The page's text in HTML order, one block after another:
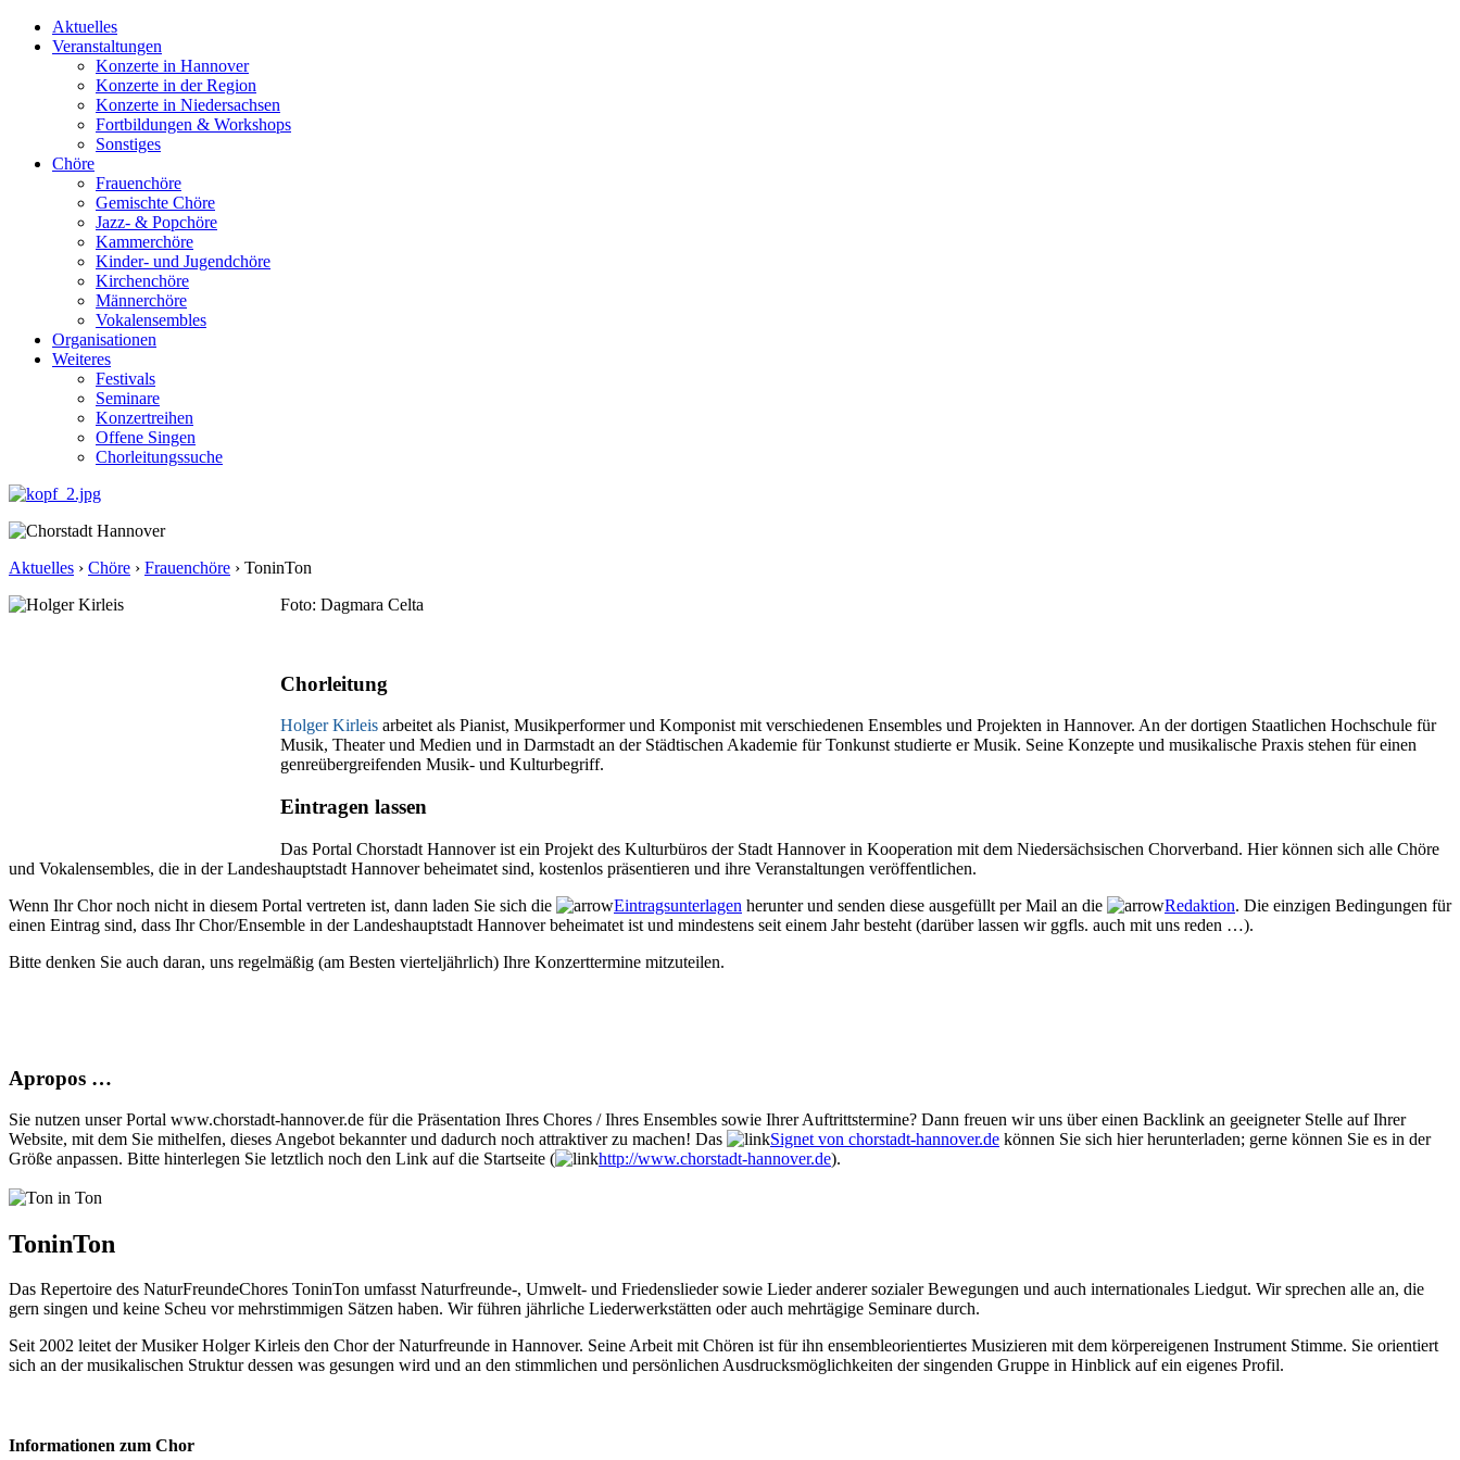
Aktuelles
Veranstaltungen
Konzerte in Hannover
Konzerte in der Region
Konzerte in Niedersachsen
Fortbildungen & Workshops
Sonstiges
Chöre
Frauenchöre
Gemischte Chöre
Jazz- & Popchöre
Kammerchöre
Kinder- und Jugendchöre
Kirchenchöre
Männerchöre
Vokalensembles
Organisationen
Weiteres
Festivals
Seminare
Konzertreihen
Offene Singen
Chorleitungssuche
Aktuelles › Chöre › Frauenchöre › ToninTon
Foto: Dagmara Celta
Chorleitung
Holger Kirleis arbeitet als Pianist, Musikperformer und Komponist mit verschiedenen Ensembles und Projekten in Hannover. An der dortigen Staatlichen Hochschule für
Musik, Theater und Medien und in Darmstadt an der Städtischen Akademie für Tonkunst studierte er Musik. Seine Konzepte und musikalische Praxis stehen für einen
genreübergreifenden Musik- und Kulturbegriff.
Eintragen lassen
Das Portal Chorstadt Hannover ist ein Projekt des Kulturbüros der Stadt Hannover in Kooperation mit dem Niedersächsischen Chorverband. Hier können sich alle Chöre
und Vokalensembles, die in der Landeshauptstadt Hannover beheimatet sind, kostenlos präsentieren und ihre Veranstaltungen veröffentlichen.
Wenn Ihr Chor noch nicht in diesem Portal vertreten ist, dann laden Sie sich die
Eintragsunterlagen herunter und senden diese ausgefüllt per Mail an die Redaktion. Die einzigen Bedingungen für
einen Eintrag sind, dass Ihr Chor/Ensemble in der Landeshauptstadt Hannover beheimatet ist und mindestens seit einem Jahr besteht (darüber lassen wir ggfls. auch mit uns reden …).
Bitte denken Sie auch daran, uns regelmäßig (am Besten vierteljährlich) Ihre Konzerttermine mitzuteilen.
Apropos …
Sie nutzen unser Portal www.chorstadt-hannover.de für die Präsentation Ihres Chores / Ihres Ensembles sowie Ihrer Auftrittstermine? Dann freuen wir uns über einen Backlink an geeigneter Stelle auf Ihrer
Website, mit dem Sie mithelfen, dieses Angebot bekannter und dadurch noch attraktiver zu machen! Das
Signet von chorstadt-hannover.de können Sie sich hier herunterladen; gerne können Sie es in der
Größe anpassen. Bitte hinterlegen Sie letztlich noch den Link auf die Startseite (
http://www.chorstadt-hannover.de).
ToninTon
Das Repertoire des NaturFreundeChores ToninTon umfasst Naturfreunde-, Umwelt- und Friedenslieder sowie Lieder anderer sozialer Bewegungen und auch internationales Liedgut. Wir sprechen alle an, die
gern singen und keine Scheu vor mehrstimmigen Sätzen haben. Wir führen jährliche Liederwerkstätten oder auch mehrtägige Seminare durch.
Seit 2002 leitet der Musiker Holger Kirleis den Chor der Naturfreunde in Hannover. Seine Arbeit mit Chören ist für ihn ensembleorientiertes Musizieren mit dem körpereigenen Instrument Stimme. Sie orientiert
sich an der musikalischen Struktur dessen was gesungen wird und an den stimmlichen und persönlichen Ausdrucksmöglichkeiten der singenden Gruppe in Hinblick auf ein eigenes Profil.
Informationen zum Chor